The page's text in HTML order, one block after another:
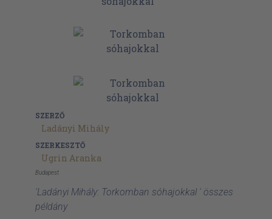
SZERZŐ
Ladányi Mihály
SZERKESZTŐ
Ugrin Aranka
Budapest
'Ladányi Mihály: Torkomban sóhajokkal ' összes
példány